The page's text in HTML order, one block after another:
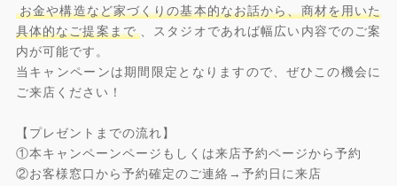
お金や構造など家づくりの基本的なお話から、商材を用いた
具体的なご提案まで
、スタジオであれば幅広い内容でのご案
内が可能です。
当キャンペーンは期間限定となりますので、ぜひこの機会に
ご来店ください！
【プレゼントまでの流れ】
①本キャンペーンページもしくは来店予約ページから予約
②お客様窓口から予約確定のご連絡→予約日に来店